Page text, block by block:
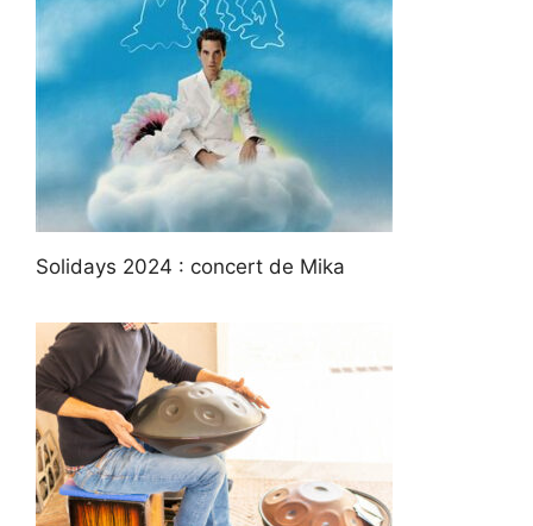
Solidays 2024 : concert de Mika